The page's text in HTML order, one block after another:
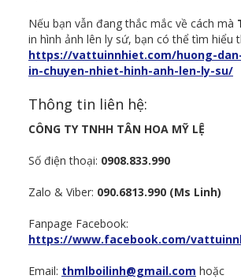
Nếu bạn vẫn đang thắc mắc về cách mà
in hình ảnh lên ly sứ, bạn có thể tìm hiểu
https://vattuinnhiet.com/huong-
in-chuyen-nhiet-hinh-anh-len-ly-su/
Thông tin liên hệ:
CÔNG TY TNHH TÂN HOA MỸ LỆ
Số điện thoại: 0908.833.990
Zalo & Viber: 090.6813.990 (Ms Linh)
Fanpage Facebook:
https://www.facebook.com/
Email: thmlboilinh@gmail.com hoặc